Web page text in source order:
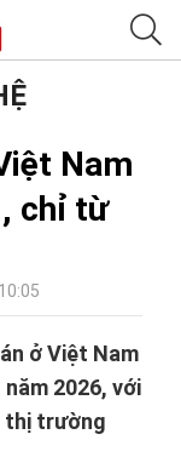
Nam
chỉ từ
ở Việt Nam
2026, với
thị trường